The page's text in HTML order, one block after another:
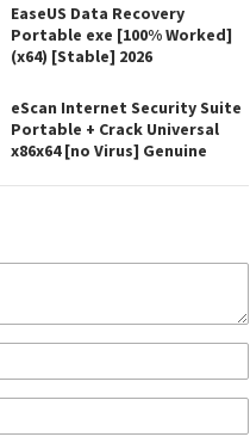
EaseUS Data Recovery
Portable exe [100% Worked]
(x64) [Stable] 2026
eScan Internet Security Suite
Portable + Crack Universal
x86x64 [no Virus] Genuine